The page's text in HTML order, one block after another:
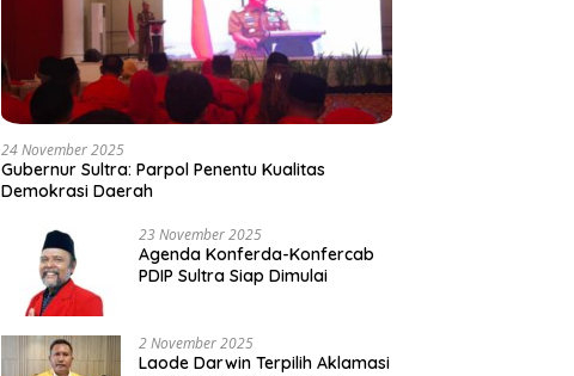
24 November 2025
Gubernur Sultra: Parpol Penentu Kualitas
Demokrasi Daerah
23 November 2025
Agenda Konferda-Konfercab
PDIP Sultra Siap Dimulai
2 November 2025
Laode Darwin Terpilih Aklamasi